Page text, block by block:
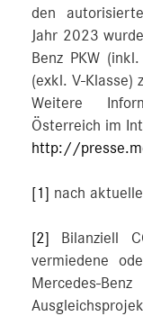
den
Jahr 2023
Benz PKW
(exkl. V-Klasse)
Weitere
Österreich im
http://
[1] nach
[2] Bilanziell
vermiedene